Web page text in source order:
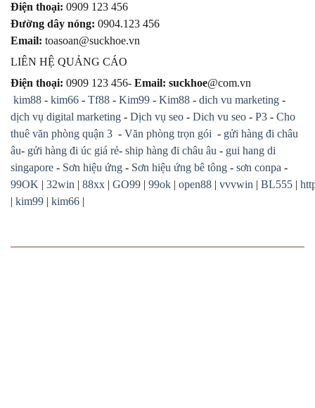
Điện thoại: 0909 123 456
Đường dây nóng: 0904.123 456
Email: toasoan@suckhoe.vn
LIÊN HỆ QUẢNG CÁO
Điện thoại: 0909 123 456- Email: suckhoe@com.vn
kim88 - kim66 - Tf88 - Kim99 - Kim88 - dich vu marketing -
dịch vụ digital marketing - Dịch vụ seo - Dich vu seo - P3 - Cho
thuê văn phòng quận 3 - Văn phòng trọn gói - gửi hàng đi châu
âu- gửi hàng đi úc giá rẻ- ship hàng đi châu âu - gui hang di
singapore - Sơn hiệu ứng - Sơn hiệu ứng bê tông - sơn conpa -
99OK | 32win | 88xx | GO99 | 99ok | open88 | vvvwin | BL555 |
| kim99 | kim66 |